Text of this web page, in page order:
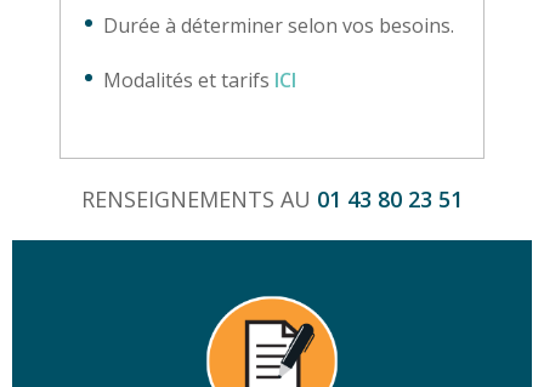
Durée à déterminer selon vos besoins.
Modalités et tarifs ICI
RENSEIGNEMENTS AU 01 43 80 23 51